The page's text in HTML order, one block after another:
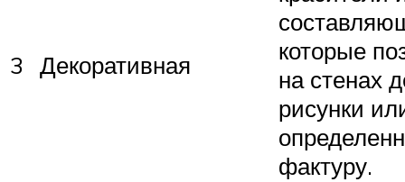
3 Декоративная
которые
на стенах
рисунки
фактуру.